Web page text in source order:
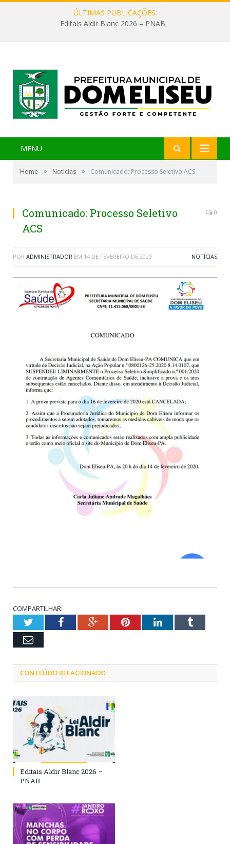
ÚLTIMAS PUBLICAÇÕES:
Editais Aldir Blanc 2026 – PNAB
MENU
Home » Notícias » Comunicado: Processo Seletivo ACS
Comunicado: Processo Seletivo
ACS
0
POR ADMINISTRADOR EM 14 DE FEVEREIRO DE 2020 NOTÍCIAS
COMPARTILHAR:
TwitterFacebookGoogle+PinterestLinkedInTumblr
Email
CONTEÚDO RELACIONADO
Editais Aldir Blanc 2026 –
PNAB